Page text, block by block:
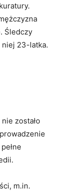
Śledczy
niej 23-latka.
zostało
m.in.